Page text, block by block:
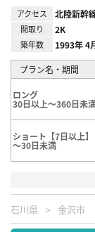
アクセス 北陸新幹
間取り 2K
築年数 1993年 4
プラン名・期間
ロング
30日以上～360日未
ショート【7日以上】
～30日未満
石川県 金沢市